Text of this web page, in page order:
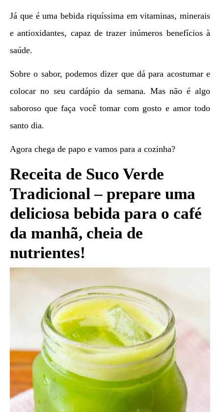
Já que é uma bebida riquíssima em vitaminas, minerais
e antioxidantes, capaz de trazer inúmeros benefícios à
saúde.
Sobre o sabor, podemos dizer que dá para acostumar e
colocar no seu cardápio da semana. Mas não é algo
saboroso que faça você tomar com gosto e amor todo
santo dia.
Agora chega de papo e vamos para a cozinha?
Receita de Suco Verde
Tradicional – prepare uma
deliciosa bebida para o café
da manhã, cheia de
nutrientes!